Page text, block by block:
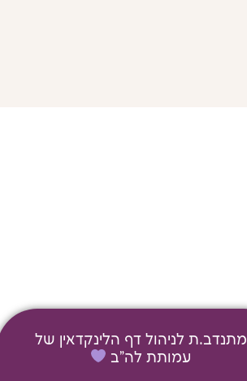
מתנדב.ת לניהול דף הלינקדאין של
עמותת לה"ב